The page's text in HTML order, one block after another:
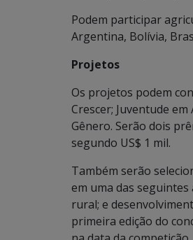
Podem participar
Argentina, Bolívia,
Projetos
Os projetos podem
Crescer; Juventude
Gênero. Serão dois
segundo US$ 1 mil.
Também serão
em uma das
rural; e
primeira edição do